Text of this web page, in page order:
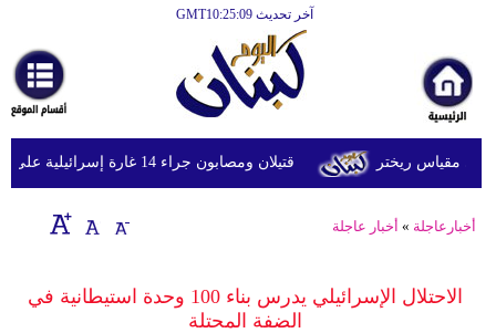
آخر تحديث GMT10:25:09
أخبارعاجلة
رياضة
ثقافة
إقتصاد
وموسيقى
قتيلان ومصابون جراء 14 غارة إسرائيلية على شرق وجنوب لبنان
أخبارعاجلة » أخبار عاجلة
الاحتلال الإسرائيلي يدرس بناء 100 وحدة استيطانية في
الضفة المحتلة